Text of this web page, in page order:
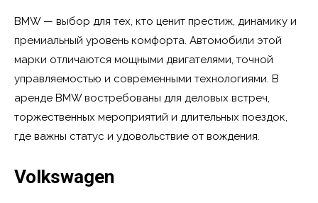
BMW — выбор для тех, кто ценит престиж, динамику и
премиальный уровень комфорта. Автомобили этой
марки отличаются мощными двигателями, точной
управляемостью и современными технологиями. В
аренде BMW востребованы для деловых встреч,
торжественных мероприятий и длительных поездок,
где важны статус и удовольствие от вождения.
Volkswagen